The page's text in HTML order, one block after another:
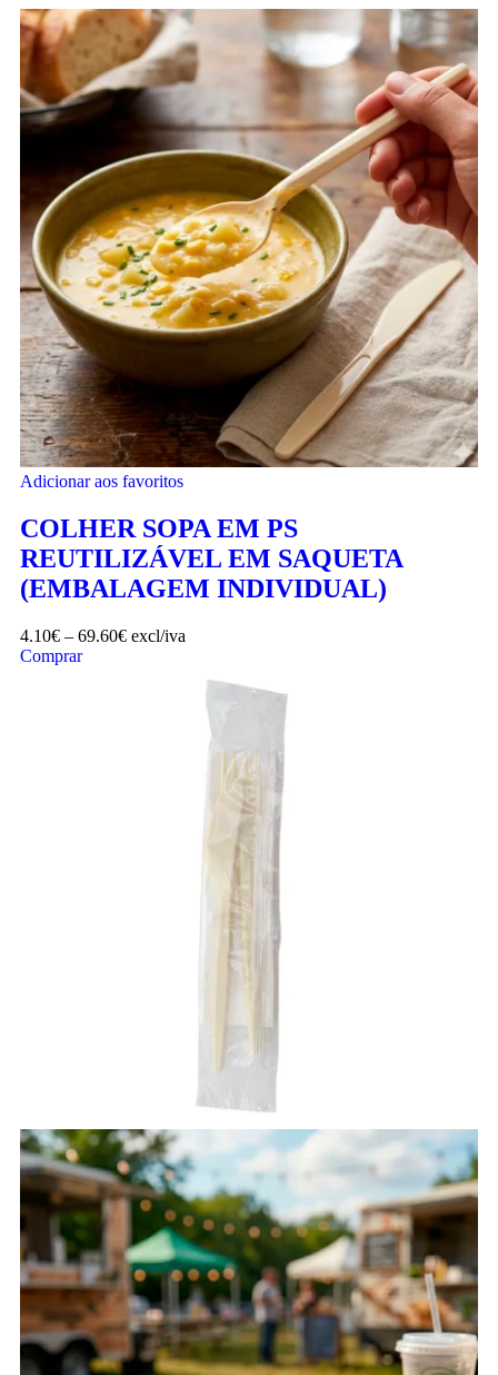
Adicionar aos favoritos
COLHER SOPA EM PS
REUTILIZÁVEL EM SAQUETA
(EMBALAGEM INDIVIDUAL)
4.10€ – 69.60€ excl/iva
Comprar